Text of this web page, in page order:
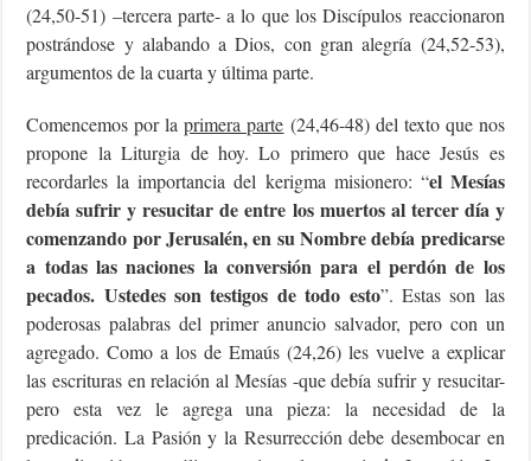
(24,50-51) –tercera parte- a lo que los Discípulos reaccionaron
postrándose y alabando a Dios, con gran alegría (24,52-53),
argumentos de la cuarta y última parte.
Comencemos por laprimera parte (24,46-48) del texto que nos
propone la Liturgia de hoy. Lo primero que hace Jesús es
recordarles la importancia del kerigma misionero: “el Mesías
debía sufrir y resucitar de entre los muertos al tercer día y
comenzando por Jerusalén, en su Nombre debía predicarse
a todas las naciones la conversión para el perdón de los
pecados. Ustedes son testigos de todo esto”. Estas son las
poderosas palabras del primer anuncio salvador, pero con un
agregado. Como a los de Emaús (24,26) les vuelve a explicar
las escrituras en relación al Mesías -que debía sufrir y resucitar-
pero esta vez le agrega una pieza: la necesidad de la
predicación. La Pasión y la Resurrección debe desembocar en